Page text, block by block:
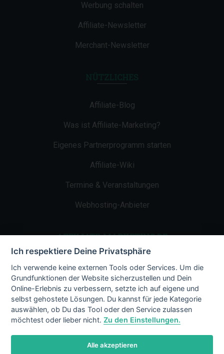
Werbung schalten
Affiliate-Newsletter
Merchant-Newsletter
Affiliate-Blog
Was ist Affiliate-Marketing?
Eigenes Partnerprogramm starten
Affiliate-Wiki
Termine & Veranstaltungen
Webhosting-Anbieter
AFFILIATE-MARKETING.DE
Impressum
Kontakt
Datenschutz
Ich respektiere Deine Privatsphäre
Ich verwende keine externen Tools oder Services. Um die
Grundfunktionen der Website sicherzustellen und Dein
Online-Erlebnis zu verbessern, setzte ich auf eigene und
selbst gehostete Lösungen. Du kannst für jede Kategorie
auswählen, ob Du das Tool oder den Service zulassen
möchtest oder lieber nicht.Zu den Einstellungen.
Alle akzeptieren